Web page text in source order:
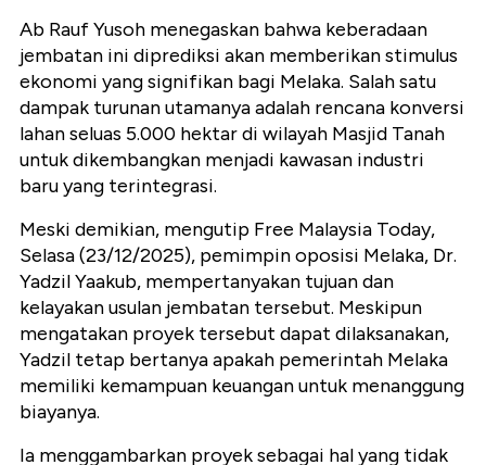
Ab Rauf Yusoh menegaskan bahwa keberadaan
jembatan ini diprediksi akan memberikan stimulus
ekonomi yang signifikan bagi Melaka. Salah satu
dampak turunan utamanya adalah rencana konversi
lahan seluas 5.000 hektar di wilayah Masjid Tanah
untuk dikembangkan menjadi kawasan industri
baru yang terintegrasi.
Meski demikian, mengutip Free Malaysia Today,
Selasa (23/12/2025), pemimpin oposisi Melaka, Dr.
Yadzil Yaakub, mempertanyakan tujuan dan
kelayakan usulan jembatan tersebut. Meskipun
mengatakan proyek tersebut dapat dilaksanakan,
Yadzil tetap bertanya apakah pemerintah Melaka
memiliki kemampuan keuangan untuk menanggung
biayanya.
Ia menggambarkan proyek sebagai hal yang tidak